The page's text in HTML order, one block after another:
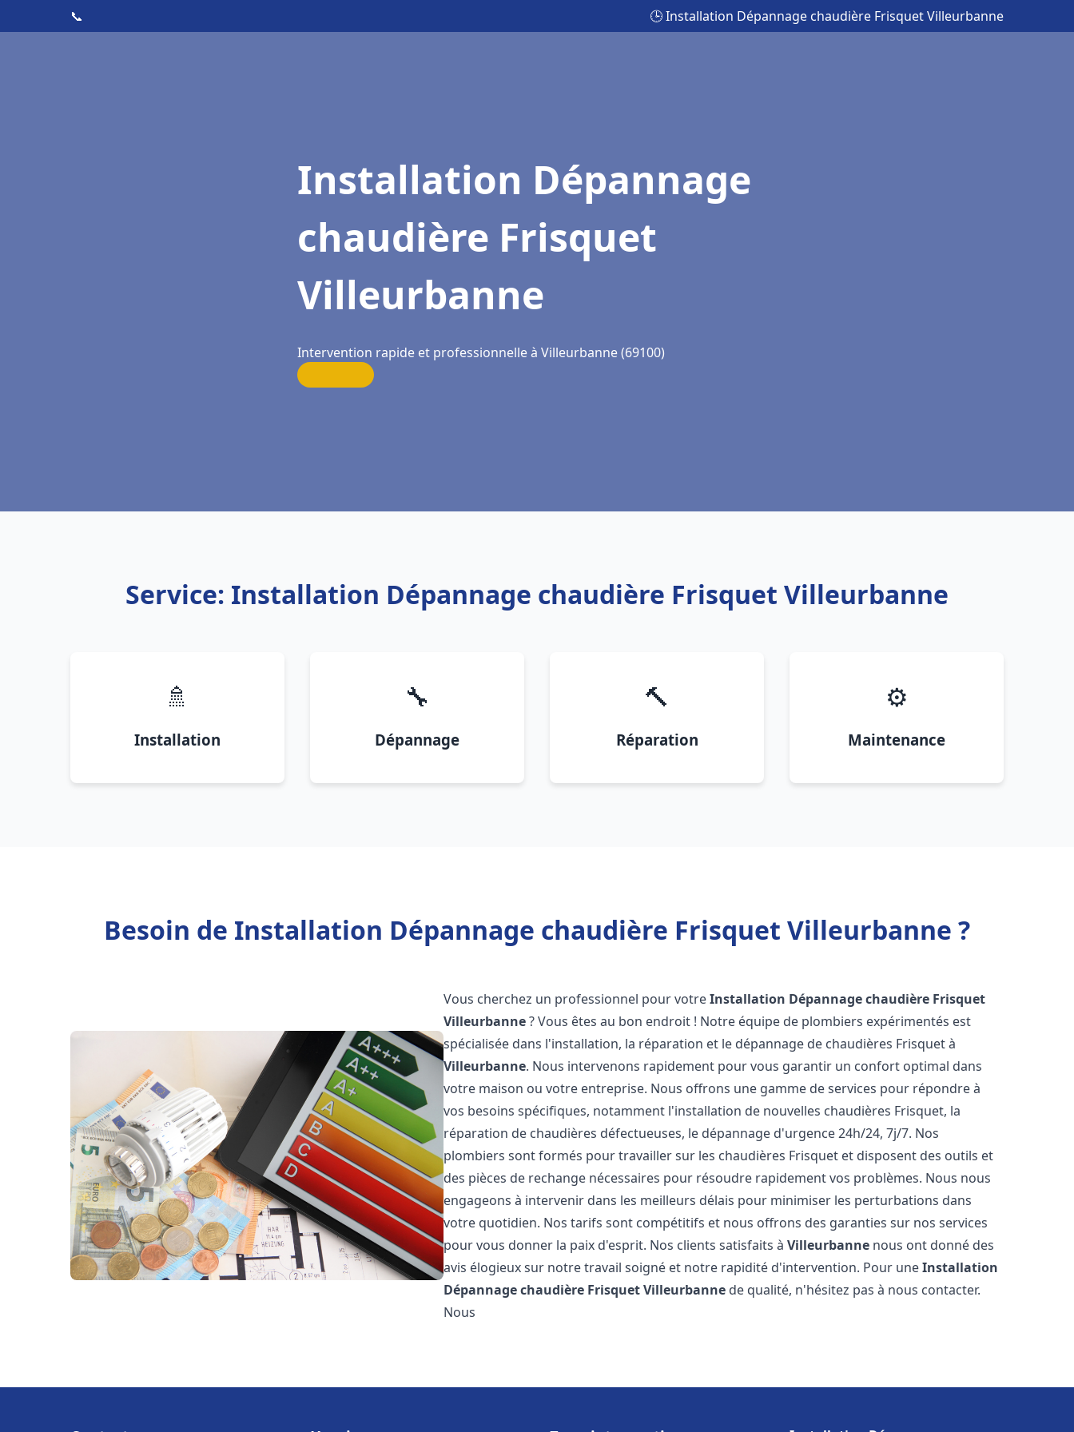
📞 🕒 Installation Dépannage chaudière Frisquet Villeurbanne
Installation Dépannage
chaudière Frisquet
Villeurbanne
Intervention rapide et professionnelle à Villeurbanne (69100)
Service: Installation Dépannage chaudière Frisquet Villeurbanne
🚿
Installation
🔧
Dépannage
🔨
Réparation
⚙️
Maintenance
Besoin de Installation Dépannage chaudière Frisquet Villeurbanne ?
Vous cherchez un professionnel pour votreInstallation Dépannage chaudière Frisquet
Villeurbanne? Vous êtes au bon endroit ! Notre équipe de plombiers expérimentés est
spécialisée dans l'installation, la réparation et le dépannage de chaudières Frisquet à
Villeurbanne. Nous intervenons rapidement pour vous garantir un confort optimal dans
votre maison ou votre entreprise. Nous offrons une gamme de services pour répondre à
vos besoins spécifiques, notamment l'installation de nouvelles chaudières Frisquet, la
réparation de chaudières défectueuses, le dépannage d'urgence 24h/24, 7j/7. Nos
plombiers sont formés pour travailler sur les chaudières Frisquet et disposent des outils et
des pièces de rechange nécessaires pour résoudre rapidement vos problèmes. Nous nous
engageons à intervenir dans les meilleurs délais pour minimiser les perturbations dans
votre quotidien. Nos tarifs sont compétitifs et nous offrons des garanties sur nos services
pour vous donner la paix d'esprit. Nos clients satisfaits àVilleurbanne nous ont donné des
avis élogieux sur notre travail soigné et notre rapidité d'intervention. Pour uneInstallation
Dépannage chaudière FrisquetVilleurbanne de qualité, n'hésitez pas à nous contacter.
Nous